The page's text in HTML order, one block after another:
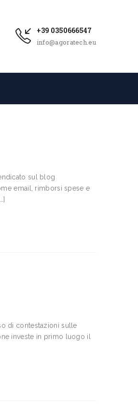
+39 0350666547
info@agoratech.eu
sul blog
email, rimborsi spese e
di contestazioni sulle
investe in primo luogo il